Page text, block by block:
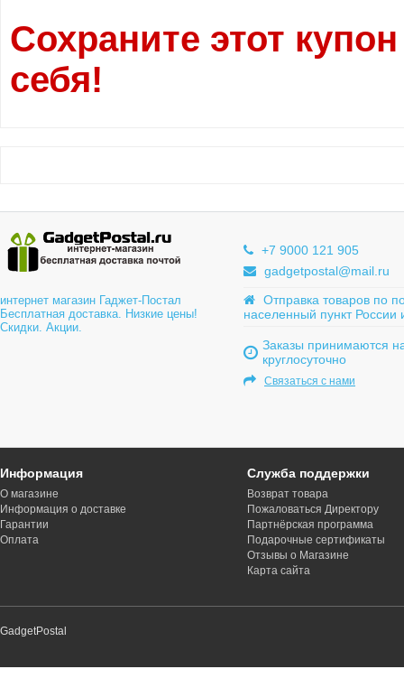
Сохраните этот
себя!
интернет магазин Гаджет-Постал
Бесплатная доставка. Низкие цены!
Скидки. Акции.
+7 9000 121 905
gadgetpostal@mail.ru
Отправка товаров по
населенный пункт России
Заказы принимаются
круглосуточно
Связаться с нами
Информация
О магазине
Информация о доставке
Гарантии
Оплата
Служба поддержки
Возврат товара
Пожаловаться Директору
Партнёрская программа
Подарочные сертификаты
Отзывы о Магазине
Карта сайта
GadgetPostal